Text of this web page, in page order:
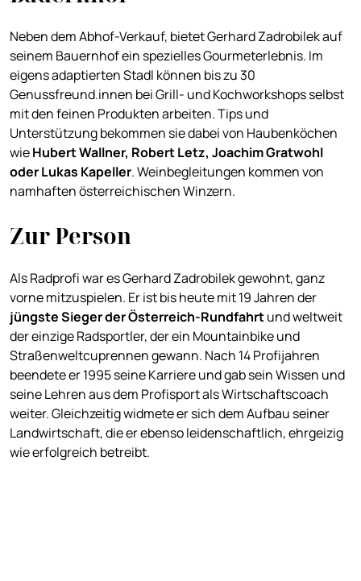
Neben dem Abhof-Verkauf, bietet Gerhard Zadrobilek auf
seinem Bauernhof ein spezielles Gourmeterlebnis. Im
eigens adaptierten Stadl können bis zu 30
Genussfreund.innen bei Grill- und Kochworkshops selbst
mit den feinen Produkten arbeiten. Tips und
Unterstützung bekommen sie dabei von Haubenköchen
wieHubert Wallner, Robert Letz, Joachim Gratwohl
oder Lukas Kapeller. Weinbegleitungen kommen von
namhaften österreichischen Winzern.
Zur Person
Als Radprofi war es Gerhard Zadrobilek gewohnt, ganz
vorne mitzuspielen. Er ist bis heute mit 19 Jahren der
jüngste Sieger der Österreich-Rundfahrtund weltweit
der einzige Radsportler, der ein Mountainbike und
Straßenweltcuprennen gewann. Nach 14 Profijahren
beendete er 1995 seine Karriere und gab sein Wissen und
seine Lehren aus dem Profisport als Wirtschaftscoach
weiter. Gleichzeitig widmete er sich dem Aufbau seiner
Landwirtschaft, die er ebenso leidenschaftlich, ehrgeizig
wie erfolgreich betreibt.